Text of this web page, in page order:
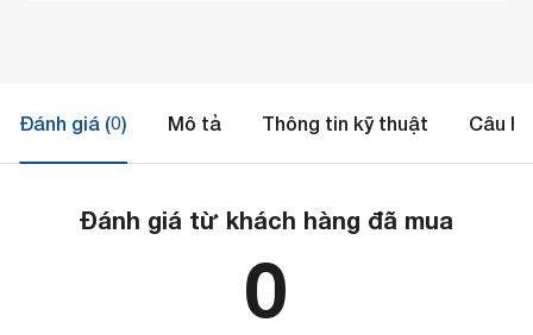
Đánh giá (0) Mô tả Thông tin kỹ thuật Câu
Đánh giá từ khách hàng đã mua
0